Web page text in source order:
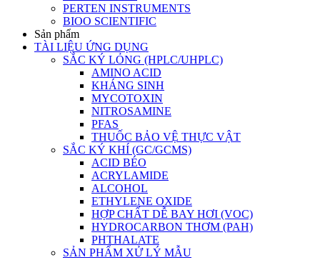
PERTEN INSTRUMENTS
BIOO SCIENTIFIC
Sản phẩm
TÀI LIỆU ỨNG DỤNG
SẮC KÝ LỎNG (HPLC/UHPLC)
AMINO ACID
KHÁNG SINH
MYCOTOXIN
NITROSAMINE
PFAS
THUỐC BẢO VỆ THỰC VẬT
SẮC KÝ KHÍ (GC/GCMS)
ACID BÉO
ACRYLAMIDE
ALCOHOL
ETHYLENE OXIDE
HỢP CHẤT DỄ BAY HƠI (VOC)
HYDROCARBON THƠM (PAH)
PHTHALATE
SẢN PHẨM XỬ LÝ MẪU